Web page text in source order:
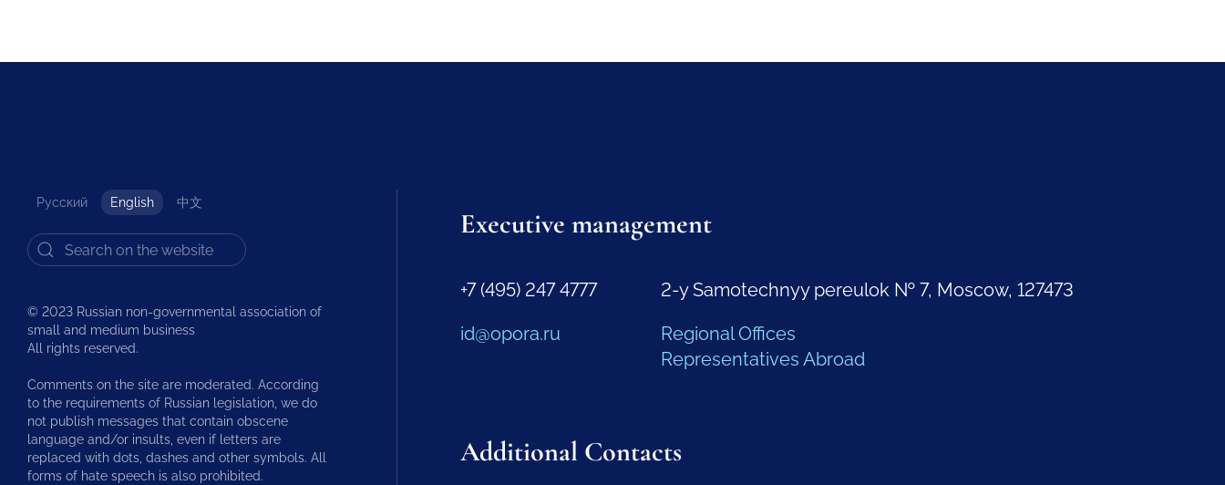
Русский English 中文
© 2023 Russian non-governmental association of
small and medium business
All rights reserved.
Comments on the site are moderated. According
to the requirements of Russian legislation, we do
not publish messages that contain obscene
language and/or insults, even if letters are
replaced with dots, dashes and other symbols. All
forms of hate speech is also prohibited.
Executive management
+7 (495) 247 4777
id@opora.ru
2-y Samotechnyy pereulok № 7, Moscow, 127473
Regional Offices
Representatives Abroad
Additional Contacts